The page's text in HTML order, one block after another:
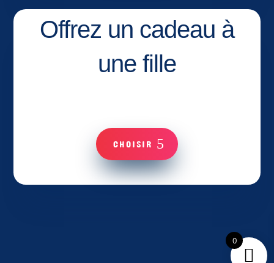
Offrez un cadeau à
une fille
CHOISIR
0